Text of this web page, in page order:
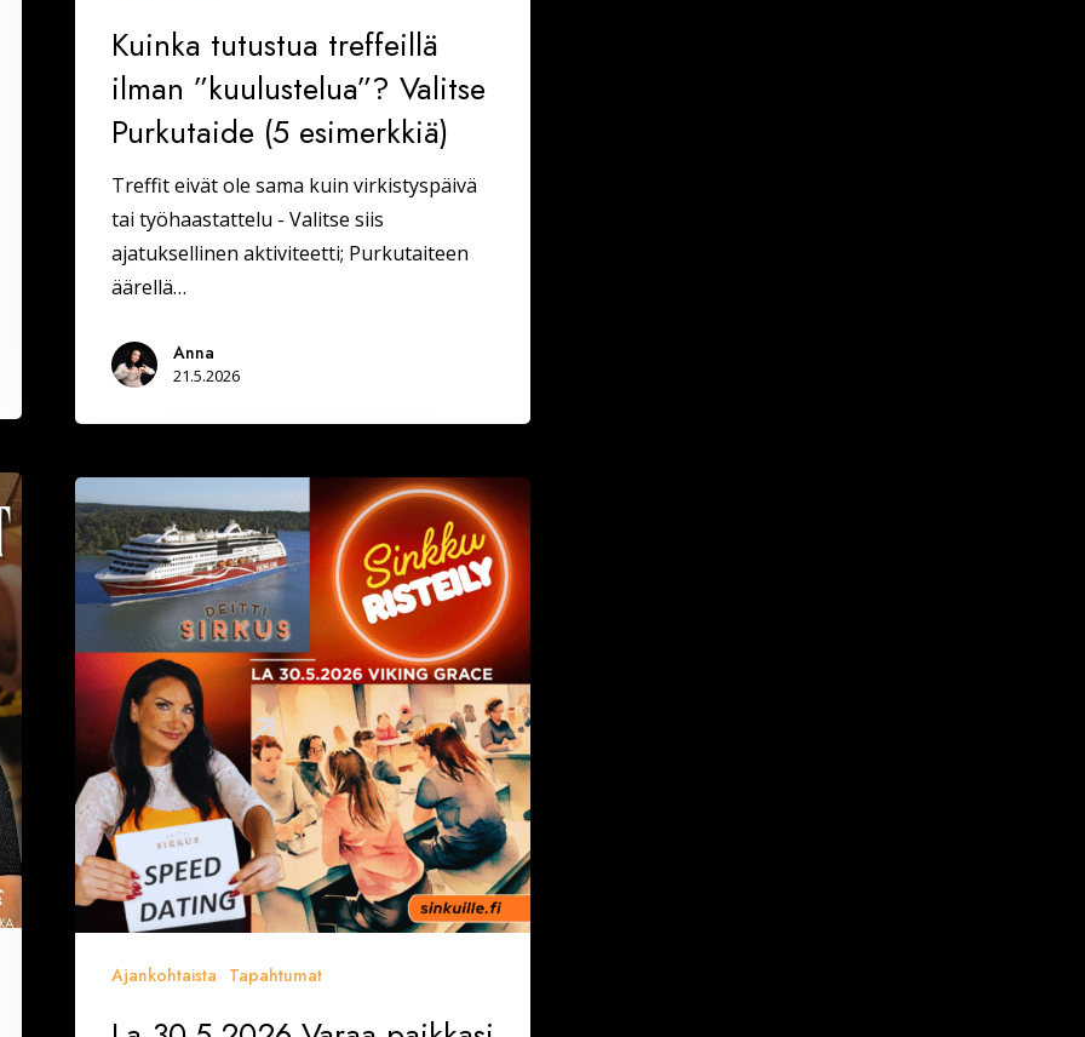
Kuinka tutustua treffeillä
ilman ”kuulustelua”? Valitse
Purkutaide (5 esimerkkiä)
Treffit eivät ole sama kuin virkistyspäivä
tai työhaastattelu - Valitse siis
ajatuksellinen aktiviteetti; Purkutaiteen
äärellä…
Anna
21.5.2026
La
30.5.2026
Varaa
paikkasi
Sinkkuristeilylle
ja
Deittisirkus
pikadeiteille
(Viking
Grace)
Ajankohtaista Tapahtumat